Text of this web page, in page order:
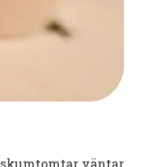
skumtomtar väntar